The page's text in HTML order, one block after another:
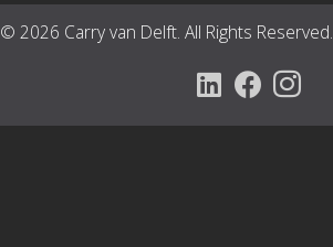
© 2026 Carry van Delft. All Rights Reserved.